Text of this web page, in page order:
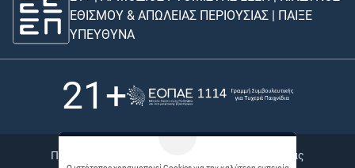
ΕΘΙΣΜΟΥ & ΑΠΩΛΕΙΑΣ ΠΕΡΙΟΥΣΙΑΣ | ΠΑΙΞΕ
ΥΠΕΥΘΥΝΑ
21+
Πολιτική απορρήτου | Θέσεις εργασίας